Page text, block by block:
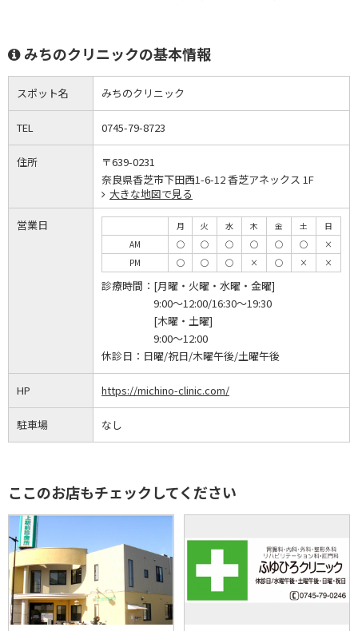
みちのクリニックの基本情報
スポット名 みちのクリニック
TEL 0745-79-8723
住所
〒639-0231
奈良県香芝市下田西1-6-12 香芝アネックス 1F
大きな地図で見る
営業日 月 火 水 木 金 土
日
AM
◯ ◯ ◯ ◯ ◯ ◯
×
PM
◯ ◯ ◯ × ◯ × ×
診療時間： [月曜・火曜・水曜・金曜]
9:00～12:00/16:30～19:30
[木曜・土曜]
9:00～12:00
休診日： 日曜/祝日/木曜午後/土曜午後
HP https://michino-clinic.com/
駐車場 なし
ここのお店もチェックしてください